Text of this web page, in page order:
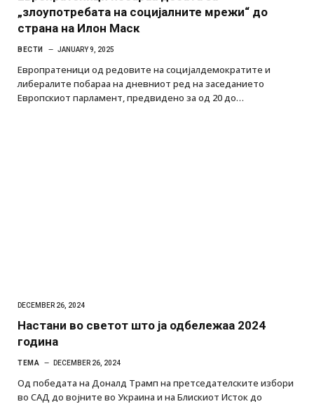
„злоупотребата на социјалните мрежи“ до
страна на Илон Маск
ВЕСТИ JANUARY 9, 2025
Европратеници од редовите на социјалдемократите и
либералите побараа на дневниот ред на заседанието
Европскиот парламент, предвидено за од 20 до…
DECEMBER 26, 2024
Настани во светот што ја одбележаа 2024
година
ТЕМА DECEMBER 26, 2024
Од победата на Доналд Трамп на претседателските избори
во САД до војните во Украина и на Блискиот Исток до